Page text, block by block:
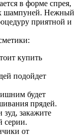
в форме спрея,
шампуней. Нежный
приятной и
купить
подойдет
будет
прядей.
закажите
серии.
от